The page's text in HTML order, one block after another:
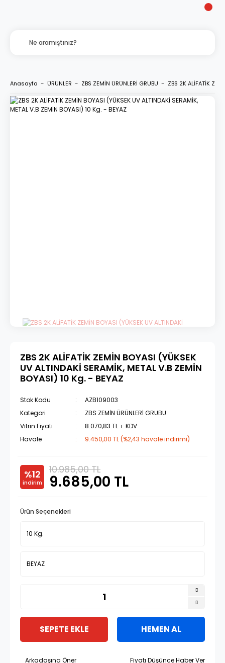
Anasayfa ÜRÜNLER ZBS ZEMİN ÜRÜNLERİ GRUBU ZBS 2K ALİFATİK
ZBS 2K ALİFATİK ZEMİN BOYASI (YÜKSEK
UV ALTINDAKİ SERAMİK, METAL V.B ZEMİN
BOYASI) 10 Kg. - BEYAZ
Stok Kodu
AZB109003
Kategori
ZBS ZEMİN ÜRÜNLERİ GRUBU
Vitrin Fiyatı
8.070,83 TL + KDV
Havale
9.450,00 TL (%2,43 havale indirimi)
%12
indirim
10.985,00 TL
9.685,00 TL
Ürün Seçenekleri
SEPETE EKLE HEMEN AL
Arkadaşına Öner Fiyatı Düşünce Haber Ver